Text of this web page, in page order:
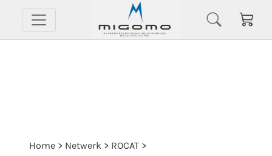
Home > Netwerk > ROCAT >